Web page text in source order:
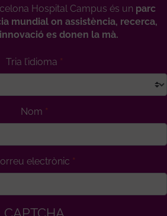
Hospital Campus és un parc
mundial on assistència, recerca,
es donen la mà.
Tria l’idioma
Nom
electrònic